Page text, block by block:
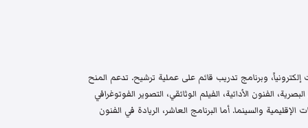
وبرنامج تدريب قائم على عملية ترشيح. تدعم المنح
الفنون الأدائية، الفيلم الوثائقي، التصوير الفوتوغرافي
والسينما. أما البرنامج العاشر، الريادة في الفنون